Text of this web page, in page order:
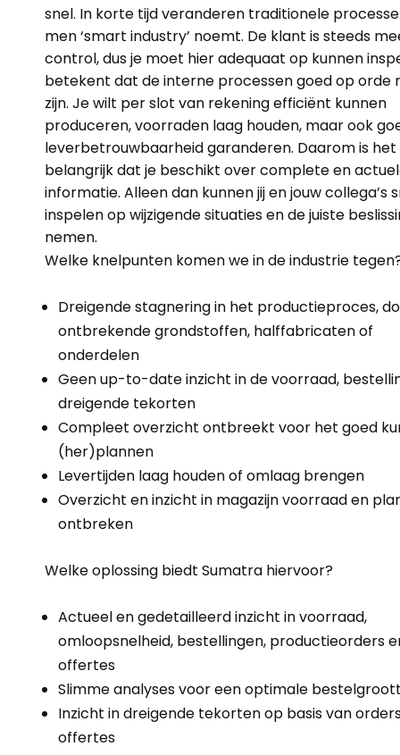
snel. In korte tijd veranderen traditionele
men ‘smart industry’ noemt. De klant is steeds
control, dus je moet hier adequaat op kunnen
betekent dat de interne processen goed op orde
zijn. Je wilt per slot van rekening efficiënt kunnen
produceren, voorraden laag houden, maar ook
leverbetrouwbaarheid garanderen. Daarom is het
belangrijk dat je beschikt overcomplete en
informatie. Alleen dan kunnen jij en jouw collega’s
inspelen op wijzigende situaties en de juiste
nemen.
Welke knelpunten komen we in de industrie
Dreigende stagnering in het productieproces,
ontbrekende grondstoffen, halffabricaten of
onderdelen
Geen up-to-date inzicht in de voorraad,
dreigende tekorten
Compleet overzicht ontbreekt voor het goed
(her)plannen
Levertijden laag houden of omlaag brengen
Overzicht en inzicht in magazijn voorraad en
ontbreken
Welke oplossing biedt Sumatra hiervoor?
Actueel en gedetailleerd inzicht in voorraad,
omloopsnelheid, bestellingen, productieorders
offertes
Slimme analyses voor een optimale
Inzicht in dreigende tekorten op basis van
offertes